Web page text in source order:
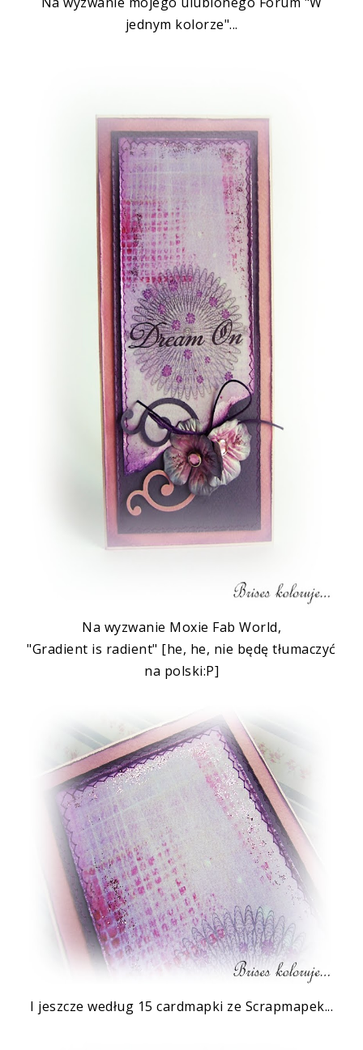
jednym kolorze"...
Na wyzwanie Moxie Fab World,
"Gradient is radient" [he, he, nie będę tłumaczyć
na polski:P]
I jeszcze według 15 cardmapki ze Scrapmapek...